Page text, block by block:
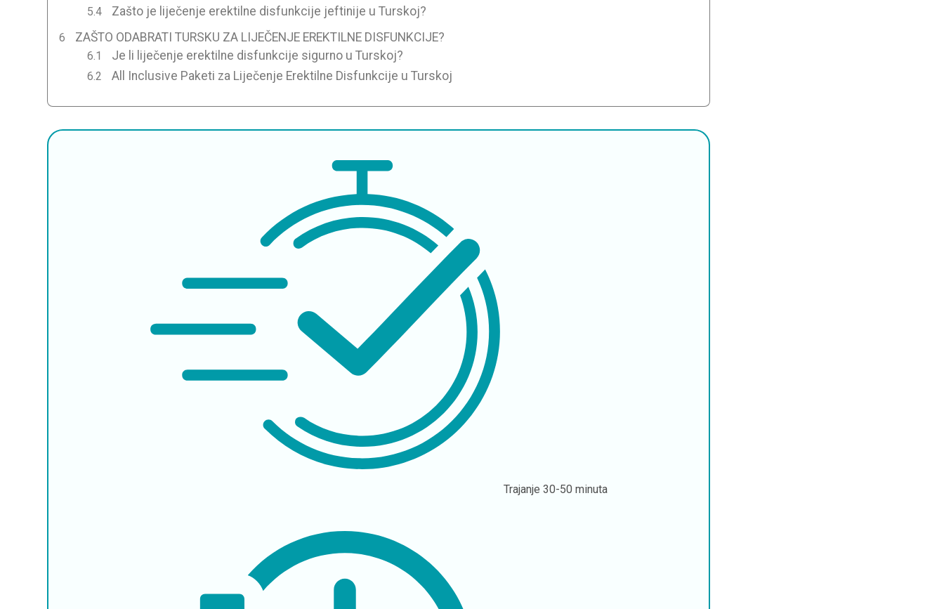
Zašto je liječenje erektilne disfunkcije jeftinije u Turskoj?
ZAŠTO ODABRATI TURSKU ZA LIJEČENJE EREKTILNE DISFUNKCIJE?
Je li liječenje erektilne disfunkcije sigurno u Turskoj?
All Inclusive Paketi za Liječenje Erektilne Disfunkcije u Turskoj
Trajanje30-50 minuta